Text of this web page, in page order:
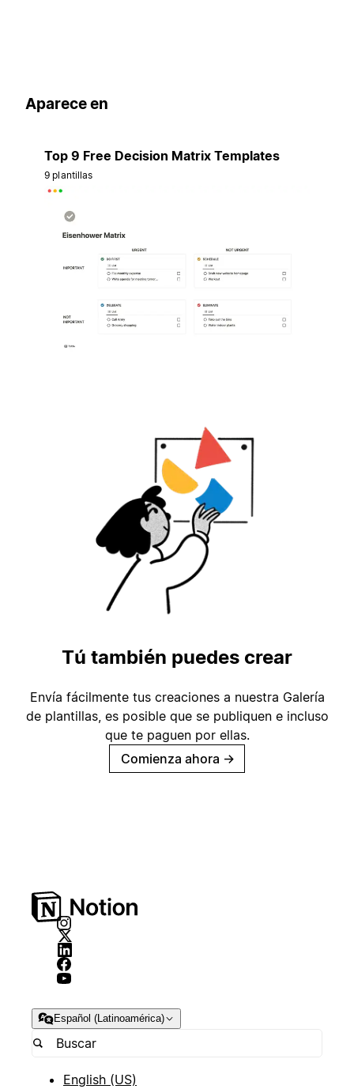
Aparece en
Top 9 Free Decision Matrix Templates
9 plantillas
Tú también puedes crear
Envía fácilmente tus creaciones a nuestra Galería
de plantillas, es posible que se publiquen e incluso
que te paguen por ellas.
Comienza ahora →
Español (Latinoamérica)
English (US)